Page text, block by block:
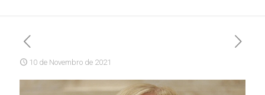
10 de Novembro de 2021